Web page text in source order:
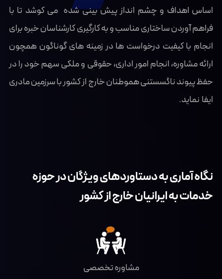
اساس اهداف و چشم انداز پیش بینی شده می کوشد تا با
فراهم آوردن ساختاری مناسب و به کارگیری کارشناسان خبره برای
انجام با کیفیت درخواست ها در زمینه های گوناگون همچون
ارائه مشاوره، انجام امور اداری، حقوقی و ملکی سهم خود را در
حفظ پیوند ناگسستنی هموطنان خارج از کشور با سرزمین مادری
ایفا نماید.
نگاه آماری به دستاوردهای ویژگان در حوزه
خدمات به ایرانیان خارج از کشور
مشاوره تخصصی